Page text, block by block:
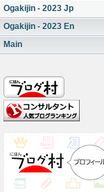
Ogakijin - 2023 Jp
Ogakijin - 2023 En
Main